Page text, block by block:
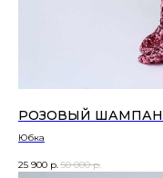
РОЗОВЫЙ ШАМПАНЬ/
Юбка
25 900 р. 50 000 р.